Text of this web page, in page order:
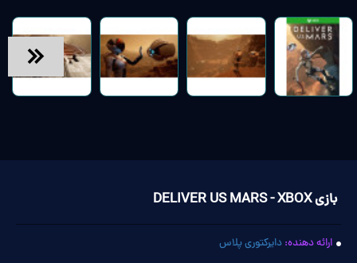
بازی DELIVER US MARS - XBOX
ارائه دهنده: دایرکتوری پلاس